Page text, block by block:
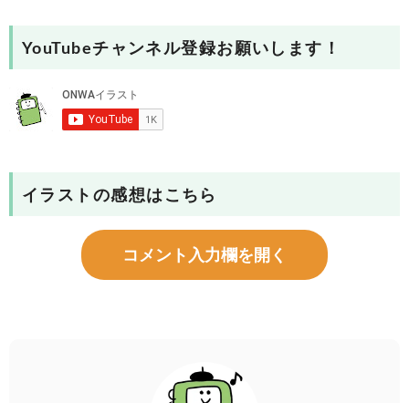
YouTubeチャンネル登録お願いします！
イラストの感想はこちら
コメント入力欄を開く